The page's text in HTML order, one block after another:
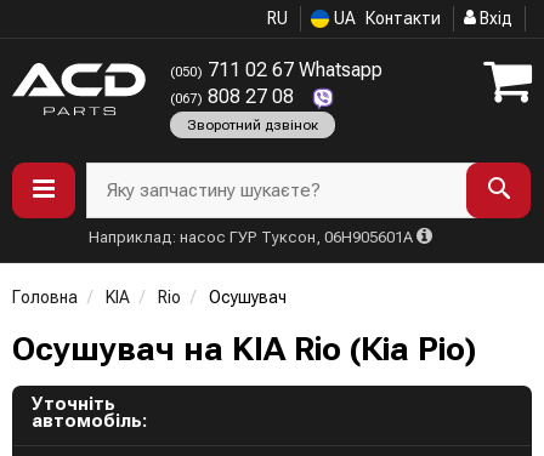
RU UA Контакти Вхід
(050) 711 02 67 Whatsapp
(067) 808 27 08
Зворотний дзвінок
Яку запчастину шукаєте?
Наприклад: насос ГУР Туксон, 06H905601A
Головна KIA Rio Осушувач
Осушувач на KIA Rio (Кіа Ріо)
Уточніть
автомобіль: